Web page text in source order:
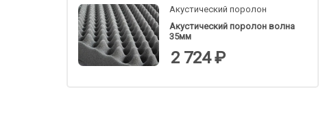
Акустический поролон
Акустический поролон волна
35мм
2 724 ₽